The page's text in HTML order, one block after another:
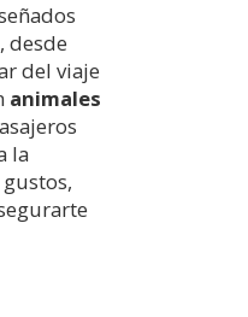
desde
del viaje
animales
la